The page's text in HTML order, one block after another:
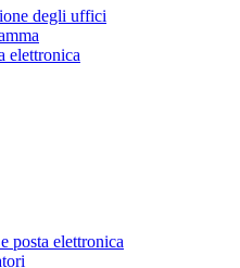
degli uffici
elettronica
posta elettronica